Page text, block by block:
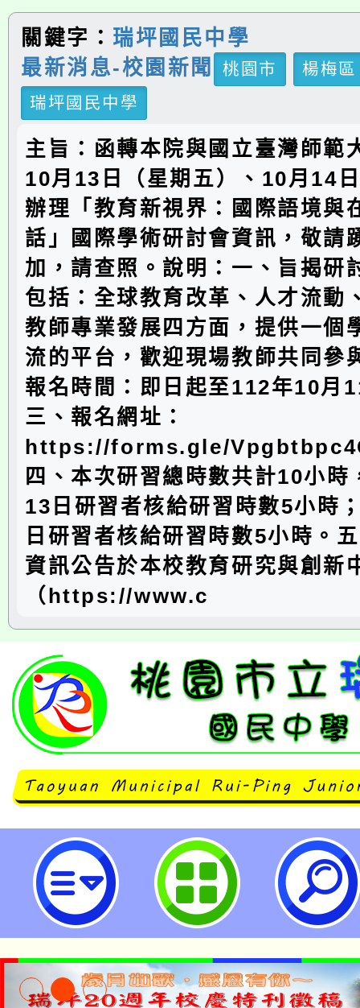
關鍵字： 瑞坪國民中學
最新消息-校園新聞
桃園市
楊梅區
瑞坪國民中學
主旨：函轉本院與國立臺灣師範
10月13日（星期五）、10月14
辦理「教育新視界：國際語境與
話」國際學術研討會資訊，敬請
加，請查照。說明：一、旨揭研
包括：全球教育改革、人才流動
教師專業發展四方面，提供一個
流的平台，歡迎現場教師共同參
報名時間：即日起至112年10月
三、報名網址：
https://forms.gle/
四、本次研習總時數共計10小時
13日研習者核給研習時數5小時
日研習者核給研習時數5小時。
資訊公告於本校教育研究與創新
（https://www.c
臺師大112年10月13日、10月14
界：國際語境與在地實踐的對話」
民中學